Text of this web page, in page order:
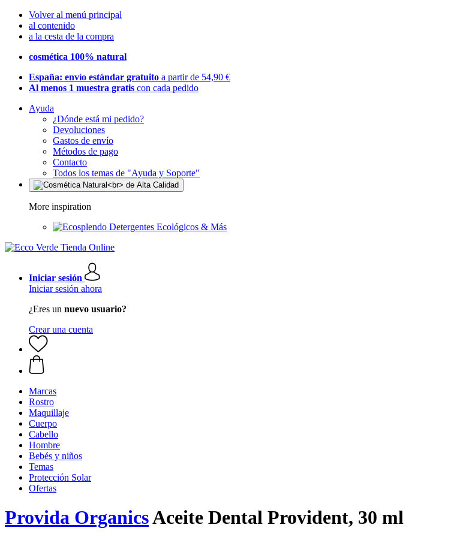
Volver al menú principal
al contenido
a la cesta de la compra
cosmética 100% natural
España: envío estándar gratuito a partir de 54,90 €
Al menos 1 muestra gratis con cada pedido
Ayuda
¿Dónde está mi pedido?
Devoluciones
Gastos de envío
Métodos de pago
Contacto
Todos los temas de "Ayuda y Soporte"
More inspiration
Detergentes Ecológicos & Más
Iniciar sesión
Iniciar sesión ahora
¿Eres un nuevo usuario?
Crear una cuenta
Marcas
Rostro
Maquillaje
Cuerpo
Cabello
Hombre
Bebés y niños
Temas
Protección Solar
Ofertas
Provida OrganicsAceite Dental Provident, 30 ml